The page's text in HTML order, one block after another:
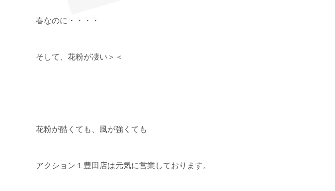
春なのに・・・・
そして、花粉が凄い＞＜
花粉が酷くても、風が強くても
アクション１豊田店は元気に営業しております。